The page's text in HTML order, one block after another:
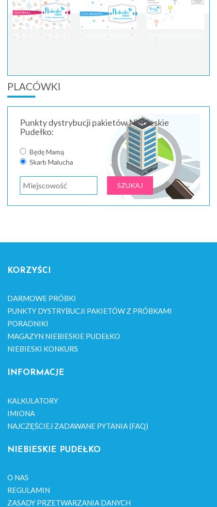
PLACÓWKI
Punkty dystrybucji pakietów Niebieskie
Pudełko:
Będę Mamą
Skarb Malucha
KORZYŚCI
DARMOWE PRÓBKI
PUNKTY DYSTRYBUCJI PAKIETÓW Z PRÓBKAMI
PORADNIKI
MAGAZYN NIEBIESKIE PUDEŁKO
NIEBIESKI KONKURS
INFORMACJE
KALKULATORY
IMIONA
NAJCZĘŚCIEJ ZADAWANE PYTANIA (FAQ)
NIEBIESKIE PUDEŁKO
O NAS
REGULAMIN
ZASADY PRZETWARZANIA DANYCH